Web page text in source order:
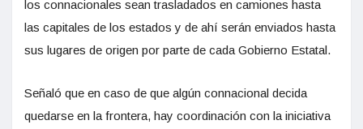
los connacionales sean trasladados en camiones hasta
las capitales de los estados y de ahí serán enviados hasta
sus lugares de origen por parte de cada Gobierno Estatal.
Señaló que en caso de que algún connacional decida
quedarse en la frontera, hay coordinación con la iniciativa